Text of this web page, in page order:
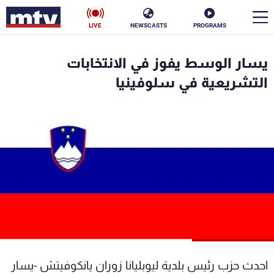
PROGRAMS
NEWSCASTS
LIVE
يسار الوسط يفوز في الانتخابات
التشريعية في سلوفينيا
احدث حزب رئيس بلدية ليوبليانا زوران يانكوفيتش -يسار
الأخبار
كأس العالم
جدول البرامج